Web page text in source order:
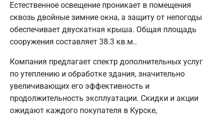
Естественное освещение проникает в помещения
сквозь двойные зимние окна, а защиту от непогоды
обеспечивает двускатная крыша. Общая площадь
сооружения составляет 38.3 кв.м..
Компания предлагает спектр дополнительных услуг
по утеплению и обработке здания, значительно
увеличивающих его эффективность и
продолжительность эксплуатации. Скидки и акции
ожидают каждого покупателя в Курске,